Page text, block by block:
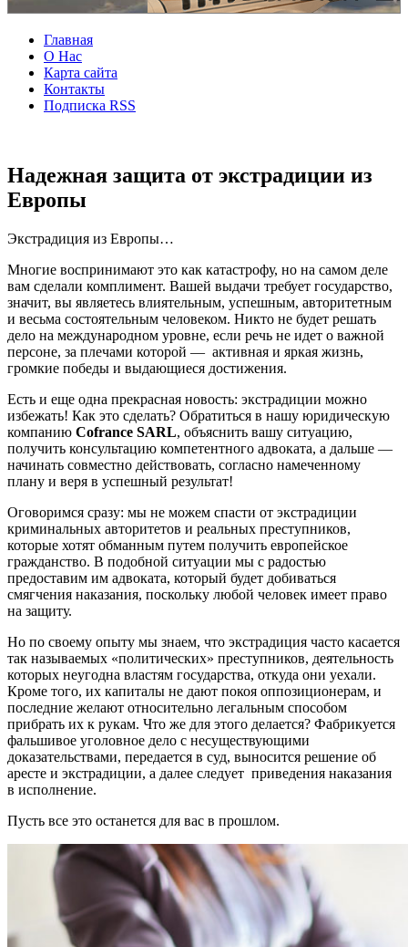
Главная
О Нас
Карта сайта
Контакты
Подписка RSS
Надежная защита от экстрадиции из
Европы
Экстрадиция из Европы…
Многие воспринимают это как катастрофу, но на самом деле
вам сделали комплимент. Вашей выдачи требует государство,
значит, вы являетесь влиятельным, успешным, авторитетным
и весьма состоятельным человеком. Никто не будет решать
дело на международном уровне, если речь не идет о важной
персоне, за плечами которой — активная и яркая жизнь,
громкие победы и выдающиеся достижения.
Есть и еще одна прекрасная новость: экстрадиции можно
избежать! Как это сделать? Обратиться в нашу юридическую
компанию Cofrance SARL, объяснить вашу ситуацию,
получить консультацию компетентного адвоката, а дальше —
начинать совместно действовать, согласно намеченному
плану и веря в успешный результат!
Оговоримся сразу: мы не можем спасти от экстрадиции
криминальных авторитетов и реальных преступников,
которые хотят обманным путем получить европейское
гражданство. В подобной ситуации мы с радостью
предоставим им адвоката, который будет добиваться
смягчения наказания, поскольку любой человек имеет право
на защиту.
Но по своему опыту мы знаем, что экстрадиция часто касается
так называемых «политических» преступников, деятельность
которых неугодна властям государства, откуда они уехали.
Кроме того, их капиталы не дают покоя оппозиционерам, и
последние желают относительно легальным способом
прибрать их к рукам. Что же для этого делается? Фабрикуется
фальшивое уголовное дело с несуществующими
доказательствами, передается в суд, выносится решение об
аресте и экстрадиции, а далее следует приведения наказания
в исполнение.
Пусть все это останется для вас в прошлом.